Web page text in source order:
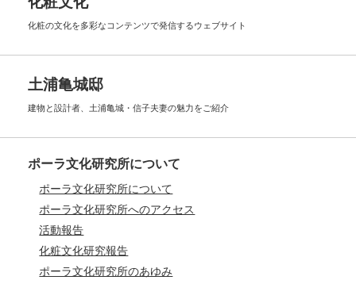
化粧の文化を多彩なコンテンツで発信するウェブサイト
土浦亀城邸
建物と設計者、土浦亀城・信子夫妻の魅力をご紹介
ポーラ文化研究所について
ポーラ文化研究所について
ポーラ文化研究所へのアクセス
活動報告
化粧文化研究報告
ポーラ文化研究所のあゆみ